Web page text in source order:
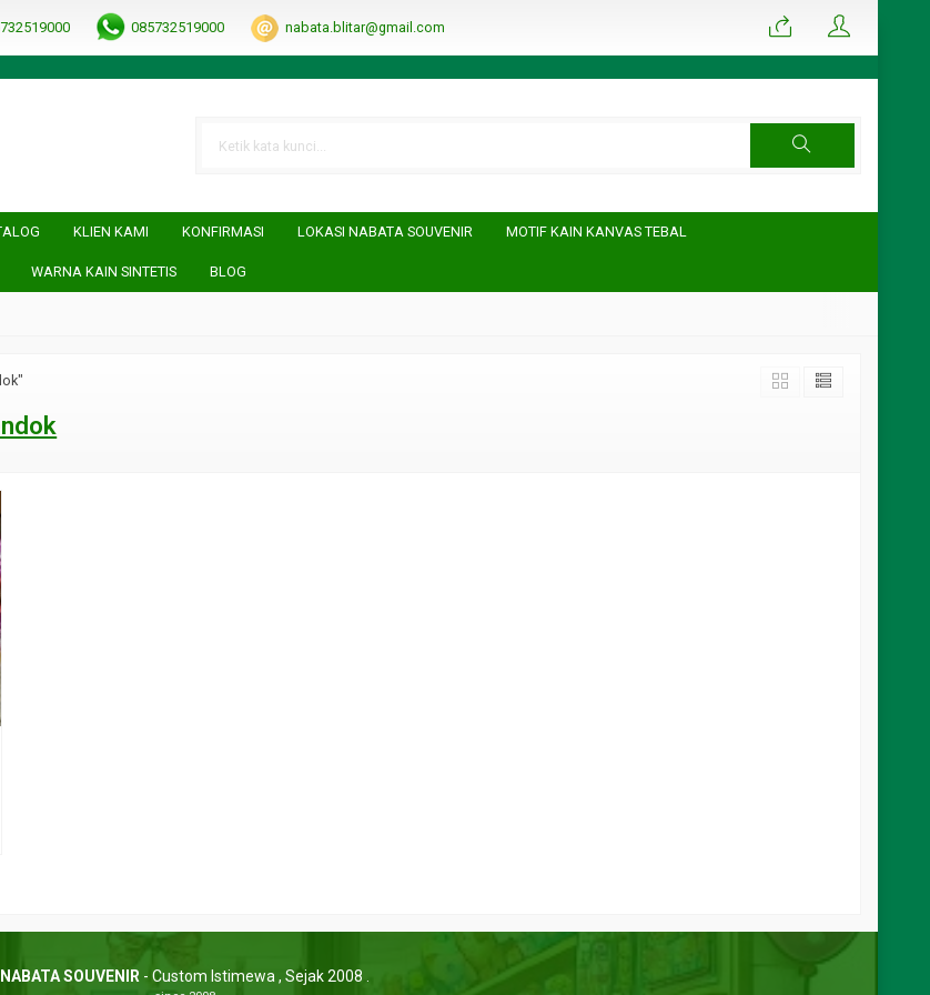
085732519000 nabata.blitar@gmail.com
KLIEN KAMI KONFIRMASI LOKASI NABATA SOUVENIR MOTIF KAIN KANVAS TEBAL
WARNA KAIN SINTETIS BLOG
NABATA SOUVENIR - Custom Istimewa , Sejak 2008 .